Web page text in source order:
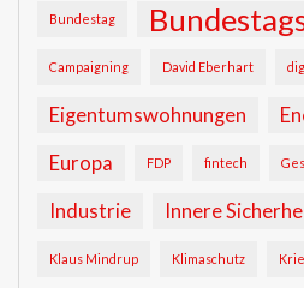
Bundestag
Campaigning David Eberhart
Eigentumswohnungen
Europa
FDP fintech
Industrie Innere
Klaus Mindrup Klimaschutz